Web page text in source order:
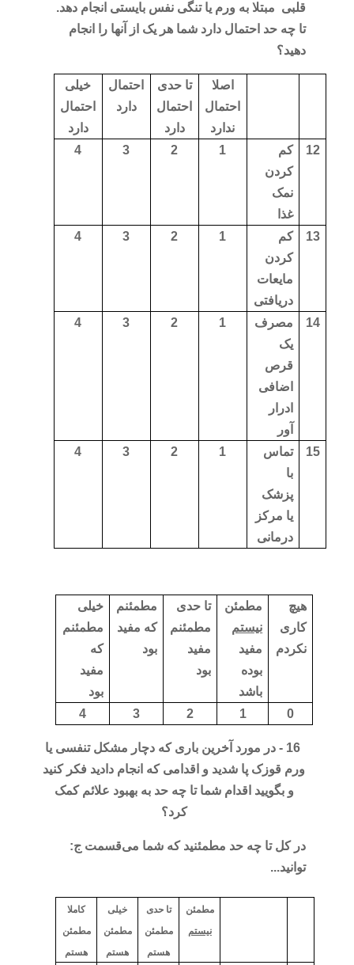
قلبی مبتلا به ورم یا تنگی نفس بایستی انجام دهد.
تا چه حد احتمال دارد شما هر یک از آنها را انجام
دهید؟
خیلی
احتمال
دارد
احتمال
دارد
تا حدی
احتمال
دارد
اصلا
احتمال
ندارد
4
3 2 1
کم
کردن
نمک
غذا
12
4 3 2 1
کم
کردن
مایعات
دریافتی
13
4 3 2 1
مصرف
یک
قرص
اضافی
ادرار
آور
14
4 3 2 1
تماس
با
پزشک
یا مرکز
درمانی
15
خیلی
مطمئنم
که
مفید
بود
مطمئنم
که مفید
بود
تا حدی
مطمئنم
مفید
بود
مطمئن
نیستم
مفید
بوده
باشد
هیچ
کاری
نکردم
4 3 2 1 0
16 - در مورد آخرین باری که دچار مشکل تنفسی یا
ورم قوزک پا شدید و اقدامی که انجام دادید فکر کنید
و بگویید اقدام شما تا چه حد به بهبود علائم کمک
کرد؟
قسمت ج:در کل تا چه حد مطمئنید که شما می
توانید...
کاملا
مطمئن
هستم
خیلی
مطمئن
هستم
تا حدی
مطمئن
هستم
مطمئن
نیستم